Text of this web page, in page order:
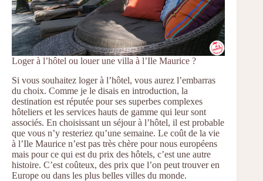
Loger à l’hôtel ou louer une villa à l’Ile Maurice ?
Si vous souhaitez loger à l’hôtel, vous aurez l’embarras
du choix. Comme je le disais en introduction, la
destination est réputée pour ses superbes complexes
hôteliers et les services hauts de gamme qui leur sont
associés. En choisissant un séjour à l’hôtel, il est probable
que vous n’y resteriez qu’une semaine. Le coût de la vie
à l’Ile Maurice n’est pas très chère pour nous européens
mais pour ce qui est du prix des hôtels, c’est une autre
histoire. C’est coûteux, des prix que l’on peut trouver en
Europe ou dans les plus belles villes du monde.